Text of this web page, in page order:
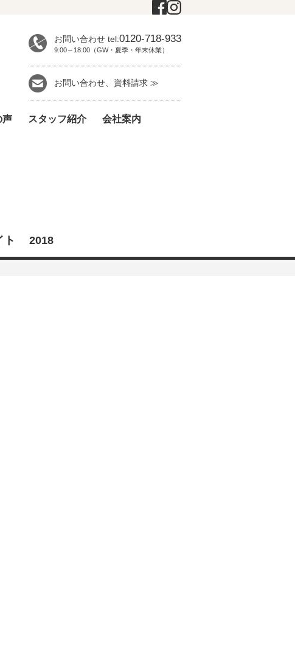
声 スタッフ紹介 会社案内
お問い合わせ tel:0120-718-933
9:00～18:00（GW・夏季・年末休業）
お問い合わせ、資料請求 ≫
ト 2018